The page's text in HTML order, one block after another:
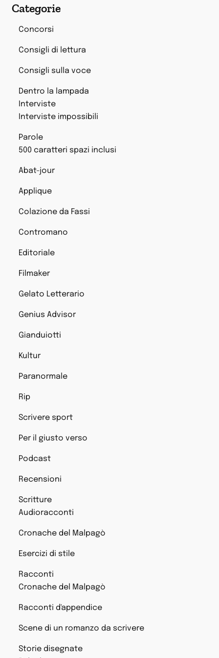
Categorie
Concorsi
Consigli di lettura
Consigli sulla voce
Dentro la lampada
Interviste
Interviste impossibili
Parole
500 caratteri spazi inclusi
Abat-jour
Applique
Colazione da Fassi
Contromano
Editoriale
Filmaker
Gelato Letterario
Genius Advisor
Gianduiotti
Kultur
Paranormale
Rip
Scrivere sport
Per il giusto verso
Podcast
Recensioni
Scritture
Audioracconti
Cronache del Malpagò
Esercizi di stile
Racconti
Cronache del Malpagò
Racconti d'appendice
Scene di un romanzo da scrivere
Storie disegnate